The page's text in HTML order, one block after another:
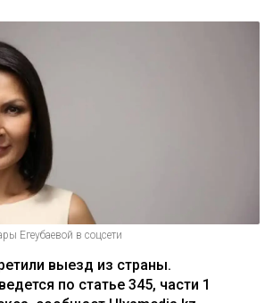
Егеубаевой в соцсети
выезд из страны.
по статье 345, части 1